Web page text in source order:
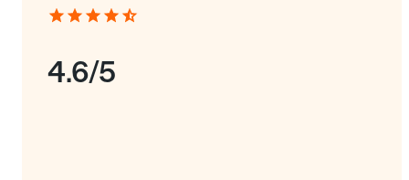
4.6/5